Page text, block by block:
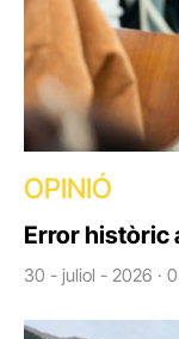
OPINIÓ
Error històric
30 - juliol - 2026 ·